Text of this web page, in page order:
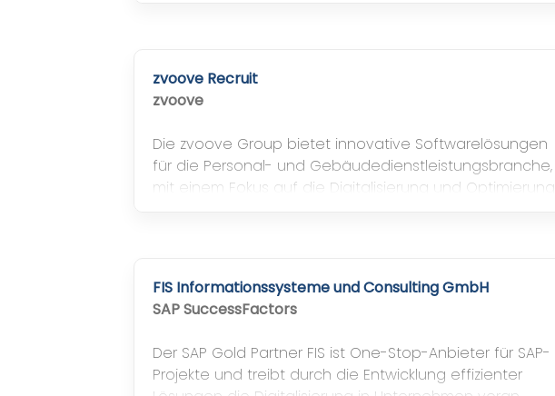
zvoove Recruit
zvoove
Die zvoove Group bietet innovative Softwarelösungen
für die Personal- und Gebäudedienstleistungsbranche,
mit einem Fokus auf die Digitalisierung und Optimierung
FIS Informationssysteme und Consulting GmbH
SAP SuccessFactors
Der SAP Gold Partner FIS ist One-Stop-Anbieter für SAP-
Projekte und treibt durch die Entwicklung effizienter